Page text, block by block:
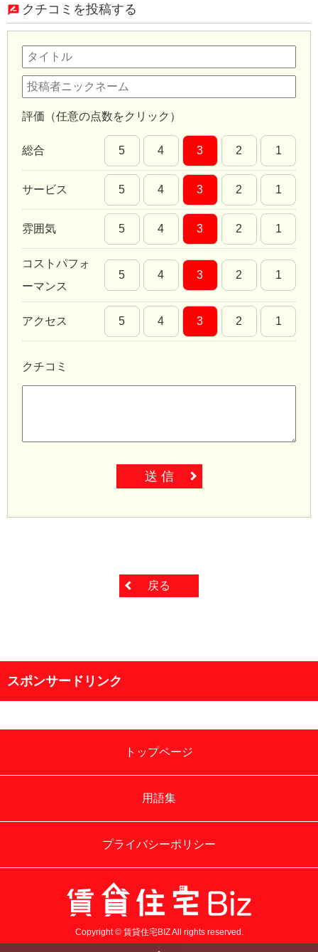
クチコミを投稿する
評価（任意の点数をクリック）
総合 5 4 3 2 1
サービス 5 4 3 2 1
雰囲気 5 4 3 2 1
コストパフォ
ーマンス
5 4 3 2 1
アクセス 5 4 3 2 1
クチコミ
送 信
戻る
スポンサードリンク
トップページ
用語集
プライバシーポリシー
Copyright © 賃貸住宅BIZ All rights reserved.